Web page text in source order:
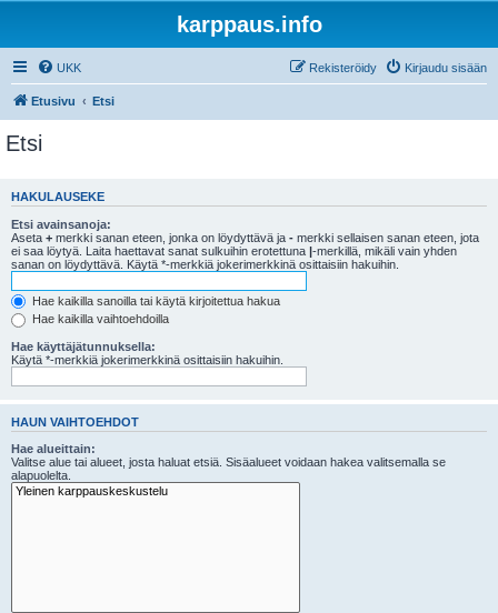
karppaus.info
UKK Kirjaudu sisään
Rekisteröidy
Etusivu Etsi
Etsi
HAKULAUSEKE
Etsi avainsanoja:
Aseta + merkki sanan eteen, jonka on löydyttävä ja - merkki sellaisen sanan eteen, jota
ei saa löytyä. Laita haettavat sanat sulkuihin erotettuna |-merkillä, mikäli vain yhden
sanan on löydyttävä. Käytä *-merkkiä jokerimerkkinä osittaisiin hakuihin.
Hae kaikilla sanoilla tai käytä kirjoitettua hakua
Hae kaikilla vaihtoehdoilla
Hae käyttäjätunnuksella:
Käytä *-merkkiä jokerimerkkinä osittaisiin hakuihin.
HAUN VAIHTOEHDOT
Hae alueittain:
Valitse alue tai alueet, josta haluat etsiä. Sisäalueet voidaan hakea valitsemalla se
alapuolelta.